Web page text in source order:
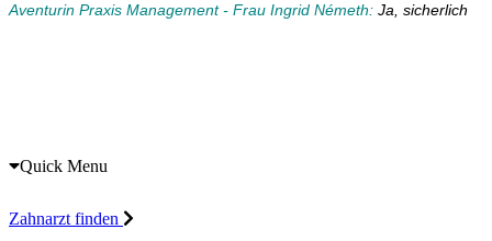
Aventurin Praxis Management- Frau Ingrid Németh: Ja, sicherlich
Quick Menu
Zahnarzt finden